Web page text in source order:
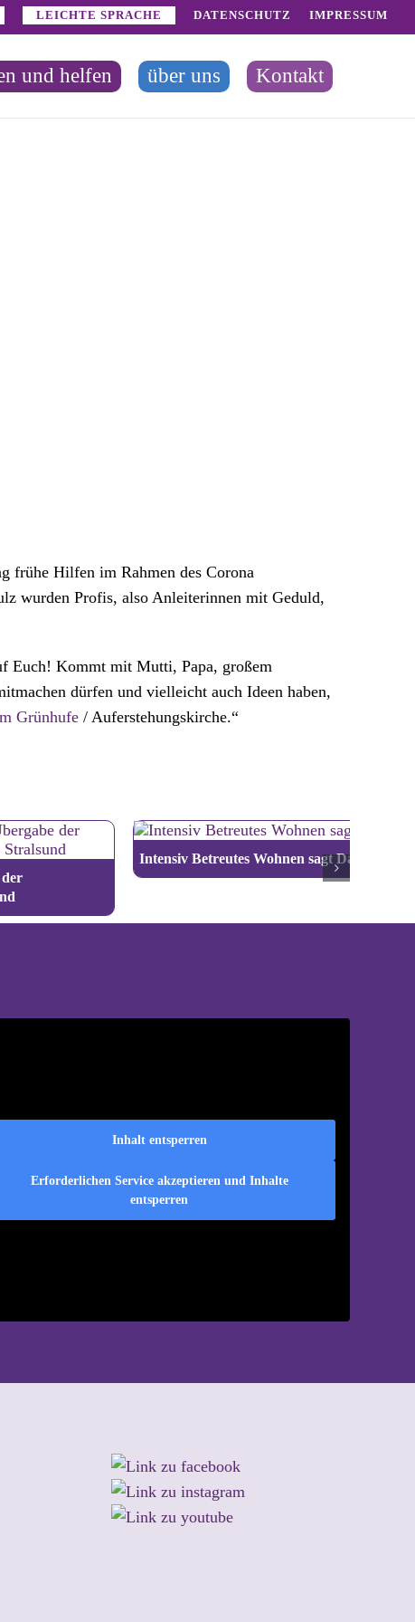
LEICHTE SPRACHE DATENSCHUTZ IMPRESSUM
und helfen über uns Kontakt
frühe Hilfen im Rahmen des Corona
wurden Profis, also Anleiterinnen mit Geduld,
Euch! Kommt mit Mutti, Papa, großem
dürfen und vielleicht auch Ideen haben,
Grünhufe/ Auferstehungskirche.“
der
Intensiv Betreutes Wohnen sagt Danke
Inhalt entsperren
Erforderlichen Service akzeptieren und Inhalte
entsperren